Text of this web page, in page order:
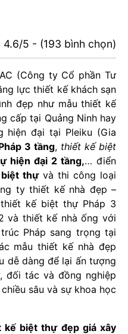
4.6/5 - (193 bình chọn)
(Công ty Cổ phần Tư
lực thiết kế khách sạn
đẹp như mẫu thiết kế
cấp tại Quảng Ninh hay
hiện đại tại Pleiku (Gia
3 tầng, thiết kế biệt
hiện đại 2 tầng,… điển
thựvà thi công loại
ty thiết kế nhà đẹp –
kế biệt thự Pháp 3
và thiết kế nhà ống với
Pháp sang trọng tại
mẫu thiết kế nhà đẹp
dễ dàng để lại ấn tượng
đối tác và đồng nghiệp
sâu và sự khoa học
kế biệt thự đẹp giá xây